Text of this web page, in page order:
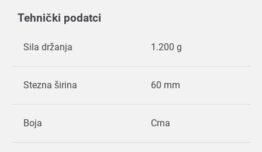
Tehnički podatci
Sila držanja 1.200 g
Stezna širina 60 mm
Boja Crna